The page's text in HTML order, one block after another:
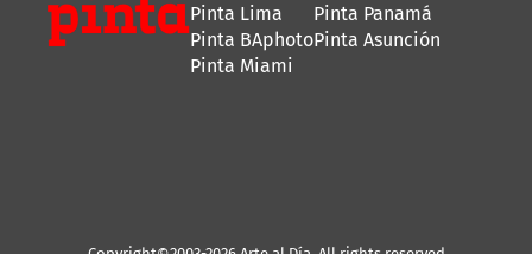
Pinta Lima
Pinta BAphoto
Pinta Miami
Pinta Panamá
Pinta Asunción